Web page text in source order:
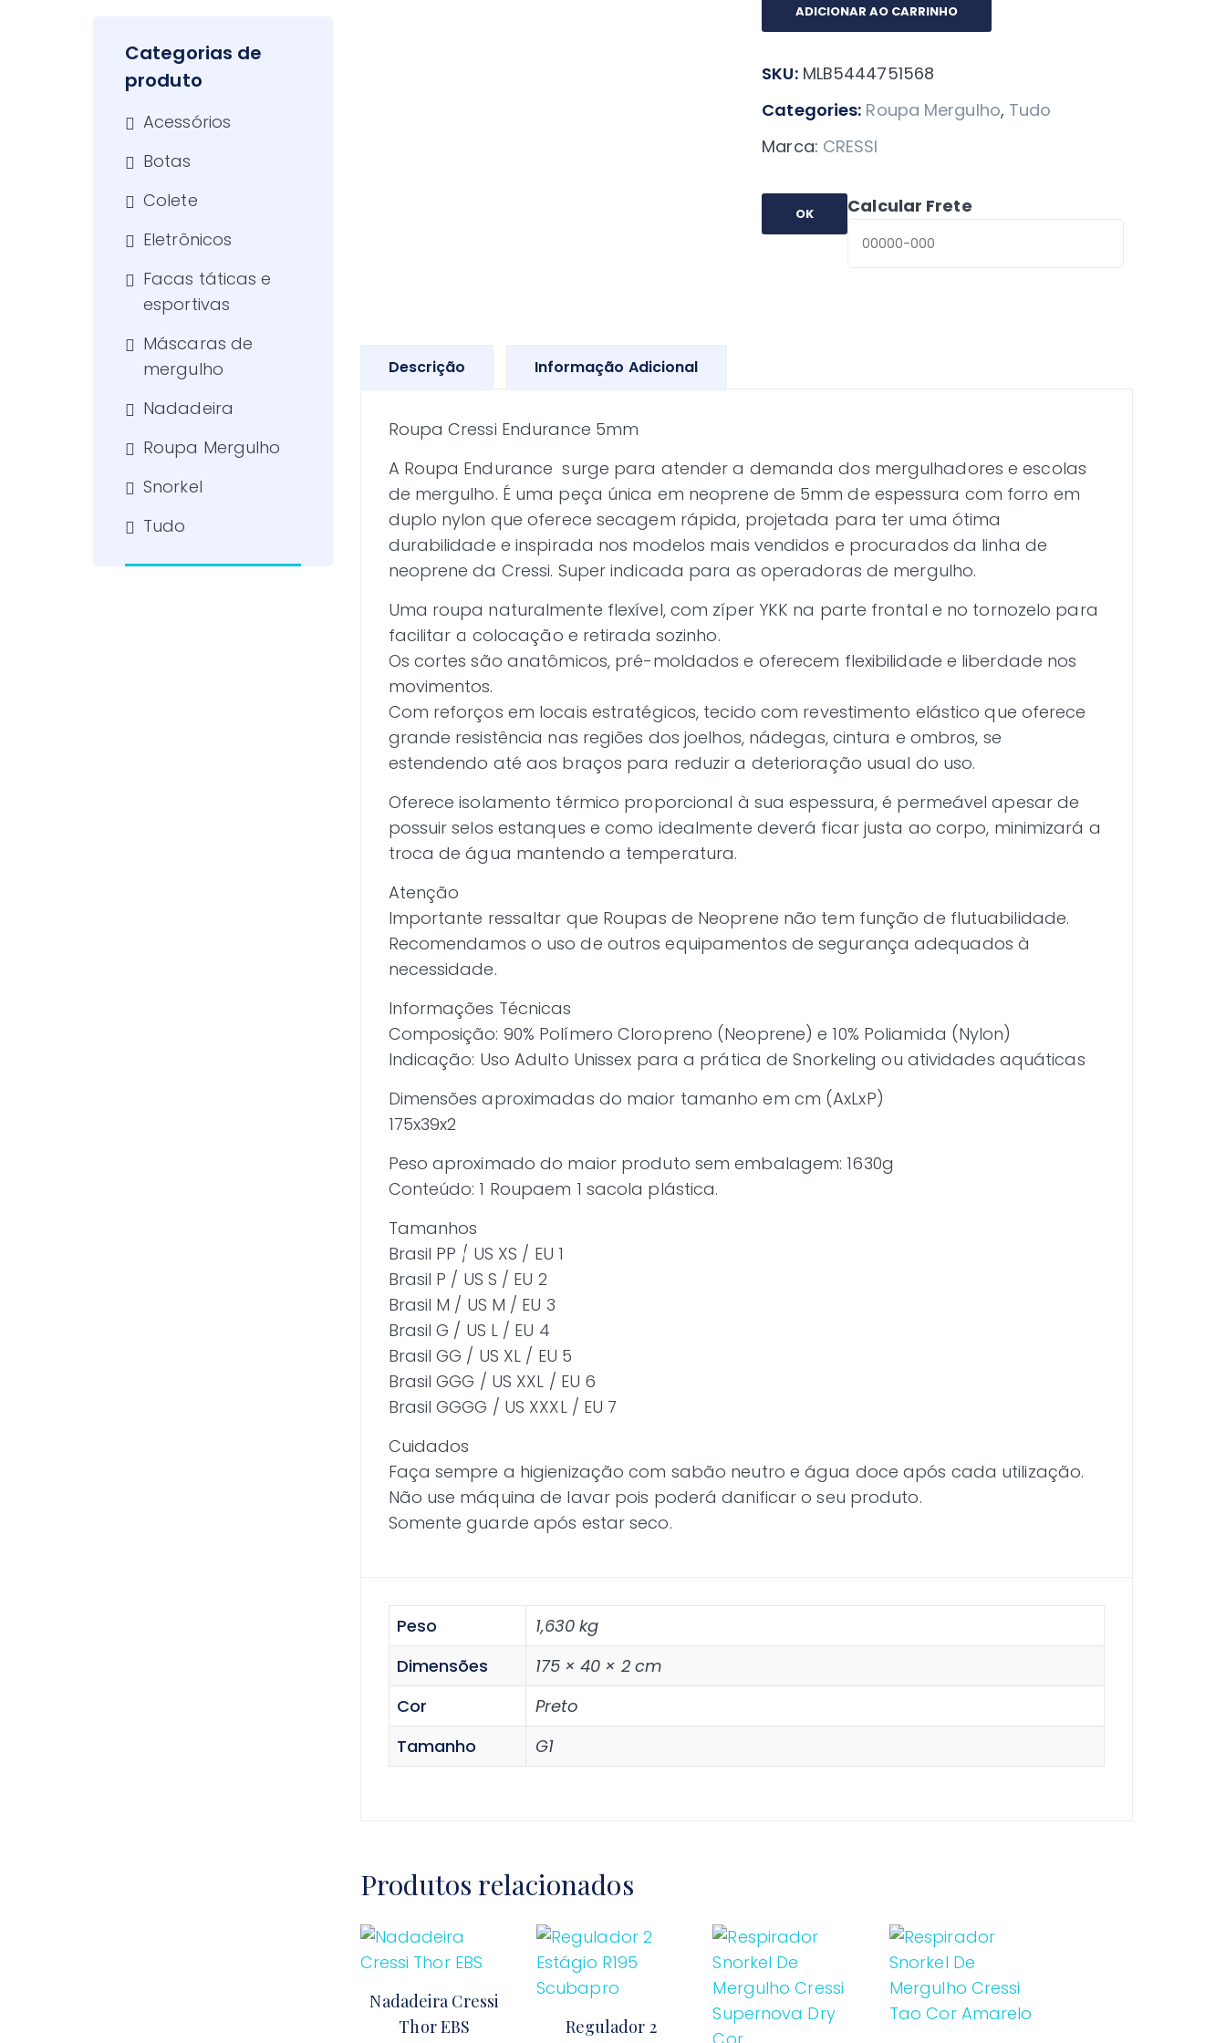
Cressi
5mm
quantidade
ADICIONAR AO CARRINHO
SKU: MLB5444751568
Categories: Roupa Mergulho, Tudo
Marca: CRESSI
Calcular Frete
OK
Descrição Informação Adicional
Roupa Cressi Endurance 5mm
A Roupa Endurance surge para atender a demanda dos mergulhadores e escolas
de mergulho. É uma peça única em neoprene de 5mm de espessura com forro em
duplo nylon que oferece secagem rápida, projetada para ter uma ótima
durabilidade e inspirada nos modelos mais vendidos e procurados da linha de
neoprene da Cressi. Super indicada para as operadoras de mergulho.
Uma roupa naturalmente flexível, com zíper YKK na parte frontal e no tornozelo para
facilitar a colocação e retirada sozinho.
Os cortes são anatômicos, pré-moldados e oferecem flexibilidade e liberdade nos
movimentos.
Com reforços em locais estratégicos, tecido com revestimento elástico que oferece
grande resistência nas regiões dos joelhos, nádegas, cintura e ombros, se
estendendo até aos braços para reduzir a deterioração usual do uso.
Oferece isolamento térmico proporcional à sua espessura, é permeável apesar de
possuir selos estanques e como idealmente deverá ficar justa ao corpo, minimizará a
troca de água mantendo a temperatura.
Atenção
Importante ressaltar que Roupas de Neoprene não tem função de flutuabilidade.
Recomendamos o uso de outros equipamentos de segurança adequados à
necessidade.
Informações Técnicas
Composição: 90% Polímero Cloropreno (Neoprene) e 10% Poliamida (Nylon)
Indicação: Uso Adulto Unissex para a prática de Snorkeling ou atividades aquáticas
Dimensões aproximadas do maior tamanho em cm (AxLxP)
175x39x2
Peso aproximado do maior produto sem embalagem: 1630g
Conteúdo: 1 Roupaem 1 sacola plástica.
Tamanhos
Brasil PP / US XS / EU 1
Brasil P / US S / EU 2
Brasil M / US M / EU 3
Brasil G / US L / EU 4
Brasil GG / US XL / EU 5
Brasil GGG / US XXL / EU 6
Brasil GGGG / US XXXL / EU 7
Cuidados
Faça sempre a higienização com sabão neutro e água doce após cada utilização.
Não use máquina de lavar pois poderá danificar o seu produto.
Somente guarde após estar seco.
Peso
1,630 kg
Dimensões
175 × 40 × 2 cm
Cor
Preto
Tamanho
G1
Produtos relacionados
Nadadeira Cressi
Thor EBS
Regulador 2
Categorias de
produto
Acessórios
Botas
Colete
Eletrônicos
Facas táticas e
esportivas
Máscaras de
mergulho
Nadadeira
Roupa Mergulho
Snorkel
Tudo